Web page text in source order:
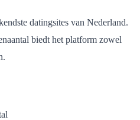
datingsites van Nederland.
biedt het platform zowel